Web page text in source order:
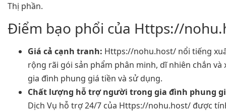
Thị phần.
Điểm bạo phổi của Https://
Giá cả cạnh tranh: Https://nohu.host/ nổi tiếng
rộng rãi gói sản phẩm phân minh, dĩ nhiên chắn
gia đình phung giá tiền và sử dụng.
Chất lượng hỗ trợ người trong gia đình phung
Dịch Vụ hỗ trợ 24/7 của Https://nohu.host/ được